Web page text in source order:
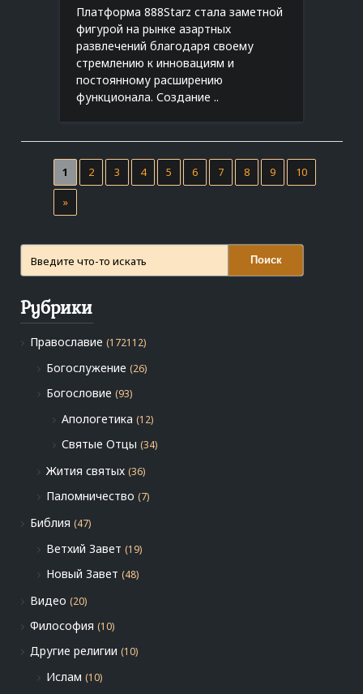
Платформа 888Starz стала заметной
фигурой на рынке азартных
развлечений благодаря своему
стремлению к инновациям и
постоянному расширению
функционала. Создание ..
1 2 3 4 5 6 7 8 9 10
»
Поиск
Рубрики
Православие (172112)
Богослужение (26)
Богословие (93)
Апологетика (12)
Святые Отцы (34)
Жития святых (36)
Паломничество (7)
Библия (47)
Ветхий Завет (19)
Новый Завет (48)
Видео (20)
Философия (10)
Другие религии (10)
Ислам (10)